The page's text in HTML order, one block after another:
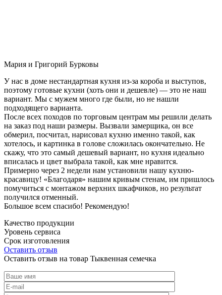
Мария и Григорий Бурковы
У нас в доме нестандартная кухня из-за короба и выступов,
поэтому готовые кухни (хоть они и дешевле) — это не наш
вариант. Мы с мужем много где были, но не нашли
подходящего варианта.
После всех походов по торговым центрам мы решили делать
на заказ под наши размеры. Вызвали замерщика, он все
обмерил, посчитал, нарисовал кухню именно такой, как
хотелось, и картинка в голове сложилась окончательно. Не
скажу, что это самый дешевый вариант, но кухня идеально
вписалась и цвет выбрала такой, как мне нравится.
Примерно через 2 недели нам установили нашу кухню-
красавицу! «Благодаря» нашим кривым стенам, им пришлось
помучиться с монтажом верхних шкафчиков, но результат
получился отменный.
Большое всем спасибо! Рекомендую!
Качество продукции
Уровень сервиса
Срок изготовления
Оставить отзыв
Оставить отзыв на товар Тыквенная семечка